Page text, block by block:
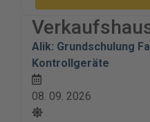
Alik: Grundschulung
Kontrollgeräte
08. 09. 2026